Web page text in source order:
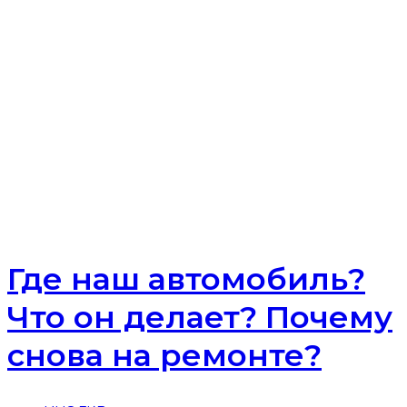
Где наш автомобиль?
Что он делает? Почему
снова на ремонте?